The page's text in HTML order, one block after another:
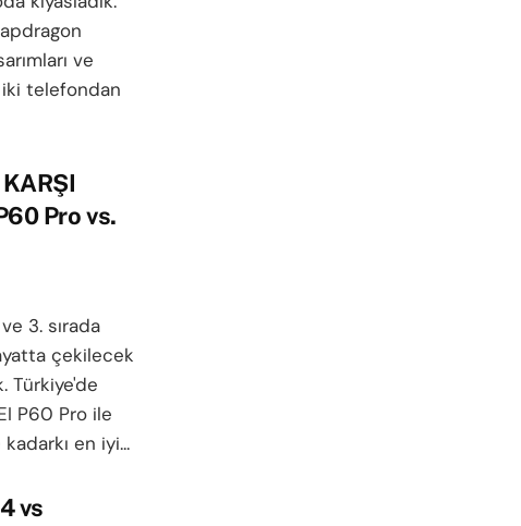
ve
telefondan
Pro vs.
3. sırada
çekilecek
Türkiye'de
P60 Pro ile
en iyi...
vs